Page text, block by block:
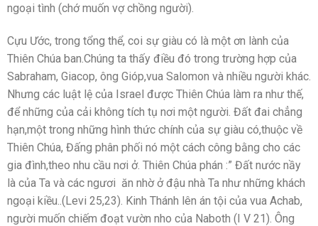
ngoại tình (chớ muốn vợ chồng người).
Cựu Ước, trong tổng thể, coi sự giàu có là một ơn lành của
Thiên Chúa ban.Chúng ta thấy điều đó trong trường hợp của
Sabraham, Giacop, ông Gióp,vua Salomon và nhiều người khác.
Nhưng các luật lệ của Israel được Thiên Chúa làm ra như thế,
để những của cải không tích tụ nơi một người. Đất đai chẳng
hạn,một trong những hình thức chính của sự giàu có,thuộc về
Thiên Chúa, Đấng phân phối nó một cách công bằng cho các
gia đình,theo nhu cầu nơi ở. Thiên Chúa phán :” Đất nước nầy
là của Ta và các ngươi ăn nhờ ở đậu nhà Ta như những khách
ngoại kiều..(Levi 25,23). Kinh Thánh lên án tội của vua Achab,
người muốn chiếm đoạt vườn nho của Naboth (I V 21). Ông